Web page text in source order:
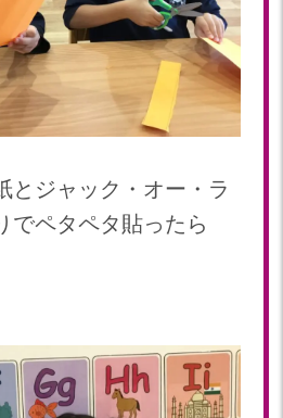
とジャック・オー・ラ
でペタペタ貼ったら